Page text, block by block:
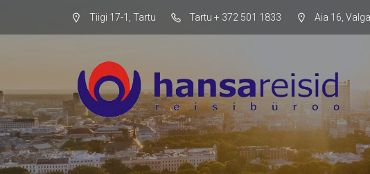
Tiigi 17-1, Tartu Tartu + 372 501 1833 Aia 16, Valga